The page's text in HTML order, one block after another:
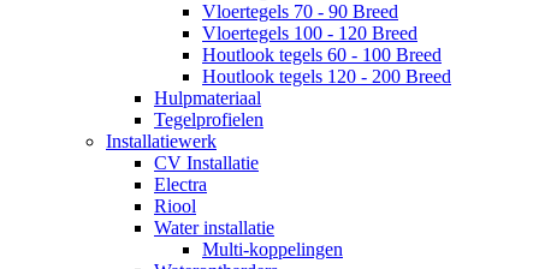
Vloertegels 70 - 90 Breed
Vloertegels 100 - 120 Breed
Houtlook tegels 60 - 100 Breed
Houtlook tegels 120 - 200 Breed
Hulpmateriaal
Tegelprofielen
Installatiewerk
CV Installatie
Electra
Riool
Water installatie
Multi-koppelingen